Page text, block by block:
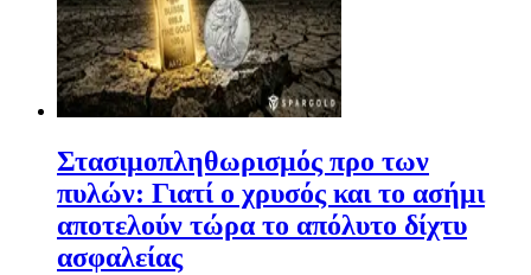
Στασιμοπληθωρισμός προ των
πυλών: Γιατί ο χρυσός και το ασήμι
αποτελούν τώρα το απόλυτο δίχτυ
ασφαλείας